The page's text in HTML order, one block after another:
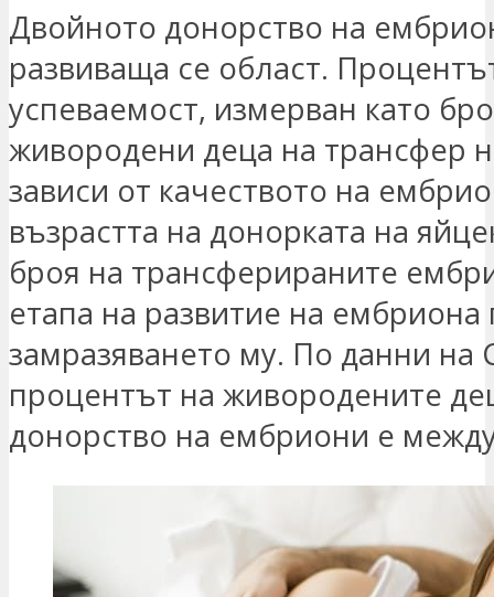
Двойното донорство на
развиваща се област.
успеваемост, измерван като
живородени деца на трансфер
зависи от качеството на
възрастта на донорката на
броя на трансферираните
етапа на развитие на ембриона
замразяването му. По данни на
процентът на живородените
донорство на ембриони е